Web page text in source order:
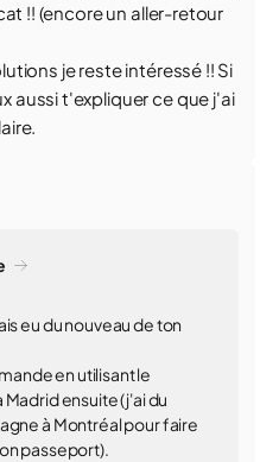
!! (encore un aller-retour
je reste intéressé !! Si
aussi t'expliquer ce que j'ai
eu du nouveau de ton
en utilisant le
ensuite (j'ai du
à Montréal pour faire
passeport).